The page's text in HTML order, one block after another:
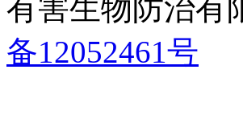
有害生物防治有
备12052461号